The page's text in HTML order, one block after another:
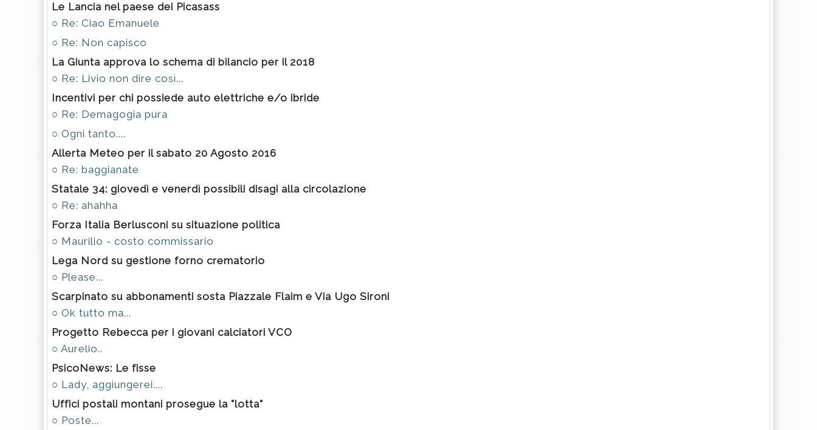
Le Lancia nel paese dei Picasass
○ Re: Ciao Emanuele
○ Re: Non capisco
La Giunta approva lo schema di bilancio per il 2018
○ Re: Livio non dire così...
Incentivi per chi possiede auto elettriche e/o ibride
○ Re: Demagogia pura
○ Ogni tanto....
Allerta Meteo per il sabato 20 Agosto 2016
○ Re: baggianate
Statale 34: giovedì e venerdì possibili disagi alla circolazione
○ Re: ahahha
Forza Italia Berlusconi su situazione politica
○ Maurilio - costo commissario
Lega Nord su gestione forno crematorio
○ Please...
Scarpinato su abbonamenti sosta Piazzale Flaim e Via Ugo Sironi
○ Ok tutto ma...
Progetto Rebecca per i giovani calciatori VCO
○ Aurelio..
PsicoNews: Le fisse
○ Lady, aggiungerei....
Uffici postali montani prosegue la "lotta"
○ Poste...